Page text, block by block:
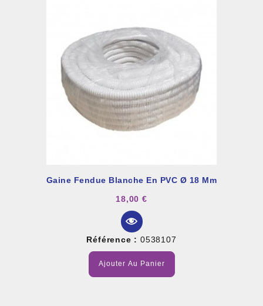
Gaine Fendue Blanche En PVC Ø 18 Mm
18,00 €
Référence : 0538107
Ajouter Au Panier